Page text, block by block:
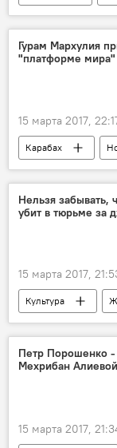
Новости мира
Покушение
Выстрелы
Гурам Мархулия
"платформе мира"
15 марта 2017,
Карабах
Гурам Мархулия
Территориальная
Нельзя забывать,
убит в тюрьме за
15 марта 2017,
Культура
Новости
обучение
European Jazz
Бакинский
Петр Порошенко -
Мехрибан Алиевой
15 марта 2017,